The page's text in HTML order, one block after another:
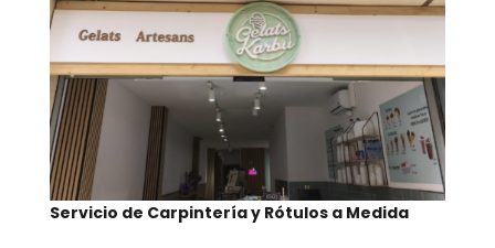
Servicio de Carpintería y Rótulos a Medida